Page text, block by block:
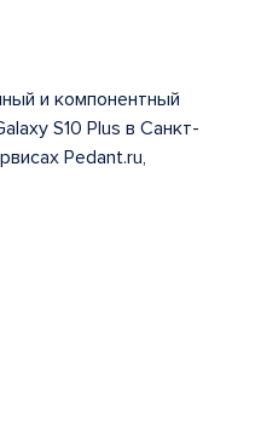
и компонентный
S10 Plus в Санкт-
Pedant.ru,